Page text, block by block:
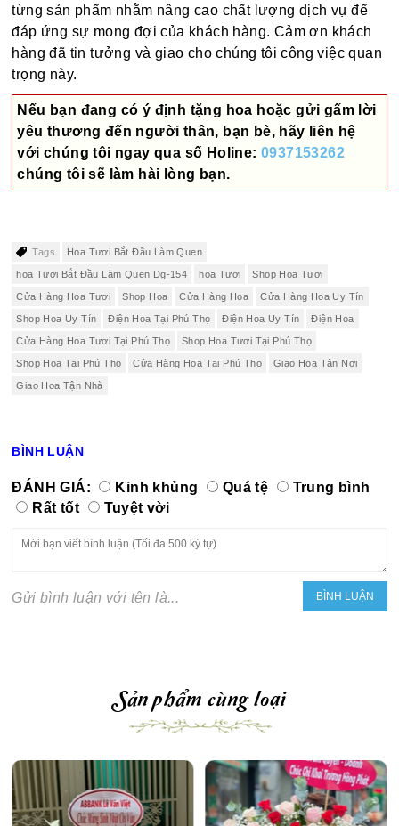
từng sản phẩm nhằm nâng cao chất lượng dịch vụ để
đáp ứng sự mong đợi của khách hàng. Cảm ơn khách
hàng đã tin tưởng và giao cho chúng tôi công việc quan
trọng này.
Nếu bạn đang có ý định tặng hoa hoặc gửi gấm lời
yêu thương đến người thân, bạn bè, hãy liên hệ
với chúng tôi ngay qua số Holine:0937153262
chúng tôi sẽ làm hài lòng bạn.
Tags Hoa Tươi Bắt Đầu Làm Quen
hoa Tươi Bắt Đầu Làm Quen Dg-154 hoa Tươi Shop Hoa Tươi
Cửa Hàng Hoa Tươi Shop Hoa Cửa Hàng Hoa Cửa Hàng Hoa Uy Tín
Shop Hoa Uy Tín Điện Hoa Tại Phú Thọ Điện Hoa Uy Tín Điện Hoa
Cửa Hàng Hoa Tươi Tại Phú Thọ Shop Hoa Tươi Tại Phú Thọ
Shop Hoa Tại Phú Thọ Cửa Hàng Hoa Tại Phú Thọ Giao Hoa Tận Nơi
Giao Hoa Tận Nhà
BÌNH LUẬN
ĐÁNH GIÁ: Kinh khủng Quá tệ
Trung bình
Rất tốt
Tuyệt vời
Gửi bình luận với tên là...
Sản phẩm cùng loại